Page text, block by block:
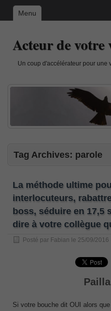
Menu
Acteur de votre
Un coup d'accélérateur pour une
Tag Archives: parole
La méthode ultime
interlocuteurs,
boss, séduire en
dire à votre collègue
Posté par Fabian le 25/09/2016
Si votre bouche dit OUI alors